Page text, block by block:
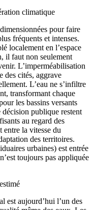
climatique
pour faire
fréquents et intenses.
localement en l’espace
il faut non seulement
L’imperméabilisation
des cités, aggrave
L’eau ne s’infiltre
transformant chaque
les bassins versants
décision publique restent
au regard des
entre la vitesse du
des territoires.
urbaines) est entrée
toujours pas appliquée
est aujourd’hui l’un des